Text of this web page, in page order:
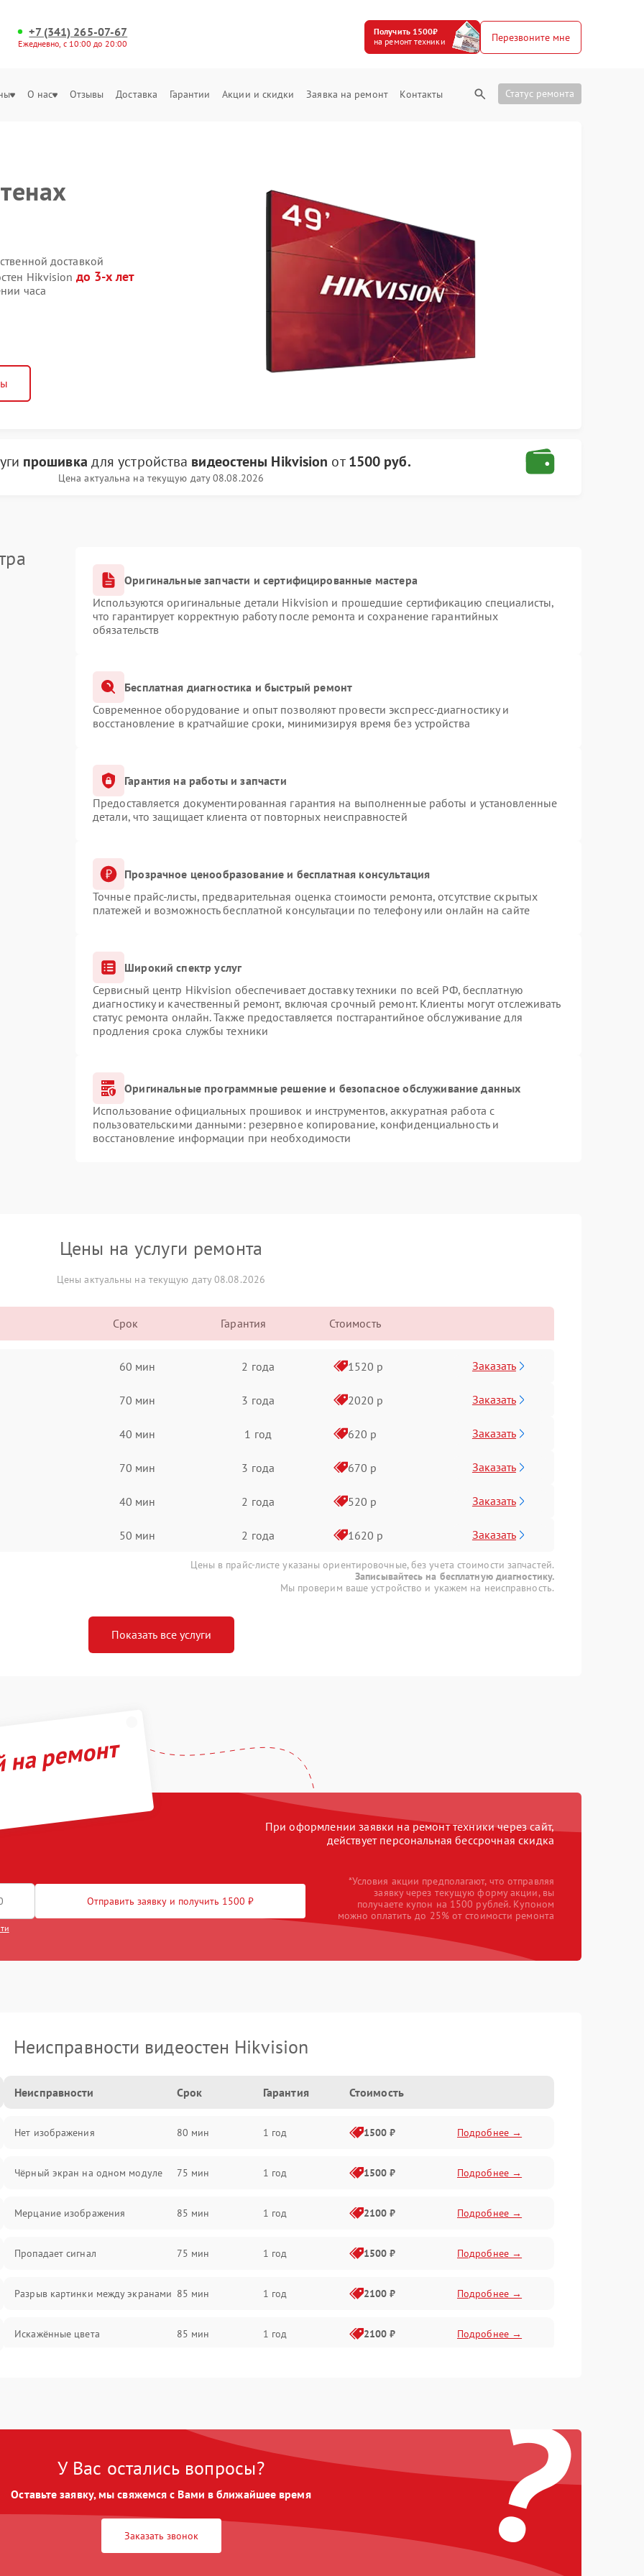
+7 (341) 265-07-67
Ежедневно, с 10:00 до 20:00
Получить 1500₽
на ремонт техники
Перезвоните мне
О нас Отзывы Доставка Гарантии Акции и скидки Заявка на ремонт Контакты Статус ремонта
доставкой
Hikvision до 3-х лет
часа
прошивка для устройства видеостены Hikvision от1500 руб.
Цена актуальна на текущую дату 08.08.2026
Оригинальные запчасти и сертифицированные мастера
Используются оригинальные детали Hikvision и прошедшие сертификацию специалисты,
что гарантирует корректную работу после ремонта и сохранение гарантийных
обязательств
Бесплатная диагностика и быстрый ремонт
Современное оборудование и опыт позволяют провести экспресс-диагностику и
восстановление в кратчайшие сроки, минимизируя время без устройства
Гарантия на работы и запчасти
Предоставляется документированная гарантия на выполненные работы и установленные
детали, что защищает клиента от повторных неисправностей
Прозрачное ценообразование и бесплатная консультация
Точные прайс-листы, предварительная оценка стоимости ремонта, отсутствие скрытых
платежей и возможность бесплатной консультации по телефону или онлайн на сайте
Широкий спектр услуг
Сервисный центр Hikvision обеспечивает доставку техники по всей РФ, бесплатную
диагностику и качественный ремонт, включая срочный ремонт. Клиенты могут отслеживать
статус ремонта онлайн. Также предоставляется постгарантийное обслуживание для
продления срока службы техники
Оригинальные программные решение и безопасное обслуживание данных
Использование официальных прошивок и инструментов, аккуратная работа с
пользовательскими данными: резервное копирование, конфиденциальность и
восстановление информации при необходимости
Цены на услуги ремонта
Цены актуальны на текущую дату 08.08.2026
Срок Гарантия Стоимость
60 мин 2 года 1520 р Заказать
70 мин 3 года 2020 р Заказать
40 мин 1 год 620 р Заказать
70 мин 3 года 670 р Заказать
40 мин 2 года 520 р Заказать
50 мин 2 года 1620 р Заказать
Цены в прайс-листе указаны ориентировочные, без учета стоимости запчастей.
Записывайтесь на бесплатную диагностику.
Мы проверим ваше устройство и укажем на неисправность.
Показать все услуги
ремонт
При оформлении заявки на ремонт техники через сайт,
действует персональная бессрочная скидка
Отправить заявку и получить 1500 ₽
*Условия акции предполагают, что отправляя
заявку через текущую форму акции, вы
получаете купон на 1500 рублей. Купоном
можно оплатить до 25% от стоимости ремонта
Неисправности видеостен Hikvision
Неисправности Срок Гарантия Стоимость
Нет изображения 80 мин 1 год 1500 ₽ Подробнее →
Чёрный экран на одном модуле 75 мин 1 год 1500 ₽ Подробнее →
Мерцание изображения 85 мин 1 год 2100 ₽ Подробнее →
Пропадает сигнал 75 мин 1 год 1500 ₽ Подробнее →
Разрыв картинки между экранами 85 мин 1 год 2100 ₽ Подробнее →
Искажённые цвета 85 мин 1 год 2100 ₽ Подробнее →
?
У Вас остались вопросы?
Оставьте заявку, мы свяжемся с Вами в ближайшее время
Заказать звонок